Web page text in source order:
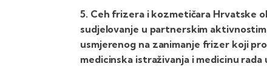
5. Ceh frizera i kozmetičara Hrvatske
sudjelovanje u partnerskim
usmjerenog na zanimanje frizer koji
medicinska istraživanja i medicinu